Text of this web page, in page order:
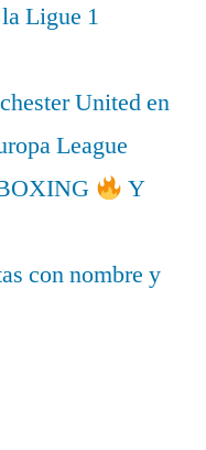
Ligue 1
United en
League
Y
con nombre y